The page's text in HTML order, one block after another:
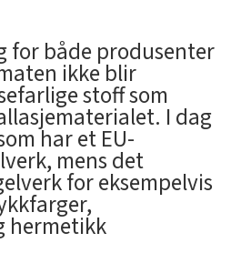
for både produsenter
ikke blir
stoff som
I dag
har et EU-
mens det
for eksempelvis
hermetikk